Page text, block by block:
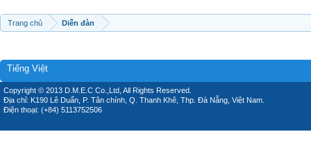
Trang chủ Diễn đàn
Tiếng Việt
Copyright © 2013 D.M.E.C Co.,Ltd, All Rights Reserved.
Địa chỉ: K190 Lê Duẩn, P. Tân chính, Q. Thanh Khê, Thp. Đà Nẵng, Việt Nam.
Điện thoại: (+84) 5113752506